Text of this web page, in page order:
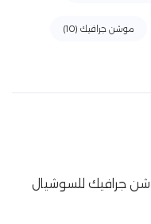
موشن جرافيك (10)
جرافيك للسوشيال